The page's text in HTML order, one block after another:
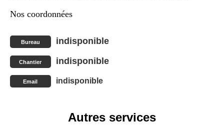
Nos coordonnées
Bureau indisponible
Chantier indisponible
Email indisponible
Autres services